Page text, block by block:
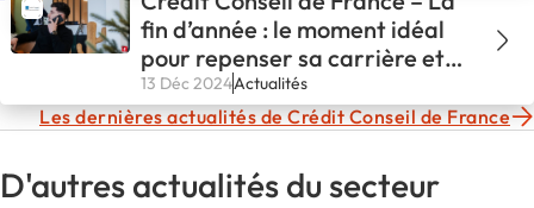
fin d’année : le moment idéal
pour repenser sa carrière et
se lancer dans un projet
porteur de sens !
13 Déc 2024Actualités
Les dernières actualités de Crédit Conseil de France
D'autres actualités du secteur